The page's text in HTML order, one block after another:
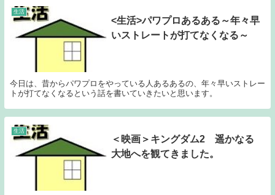
生活
<生活>パワプロあるある～年々早
いストレートが打てなくなる～
今日は、昔からパワプロをやっている人あるあるの、年々早いストレー
トが打てなくなるという話を書いていきたいと思います。
生活
＜映画＞キングダム2 遥かなる
大地へを観てきました。